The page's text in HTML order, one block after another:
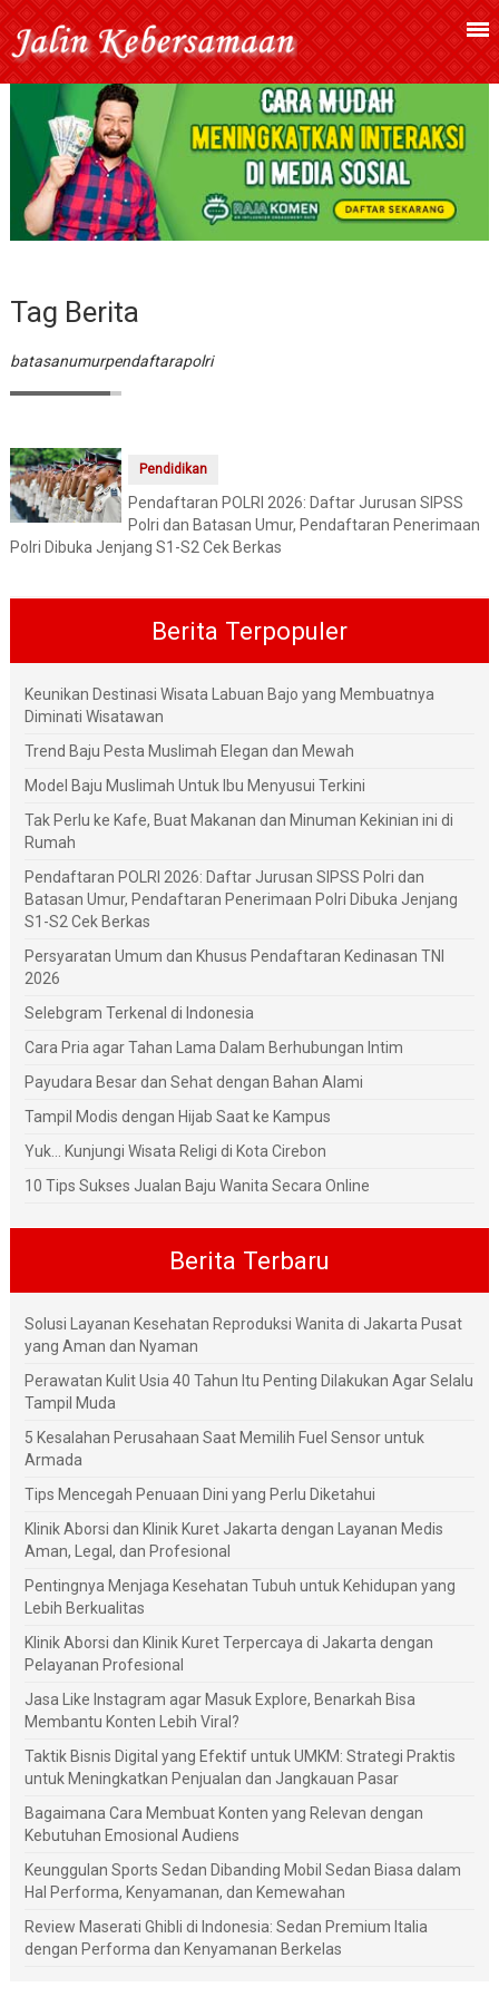
Tag Berita
batasanumurpendaftarapolri
Pendidikan
Pendaftaran POLRI 2026: Daftar Jurusan SIPSS
Polri dan Batasan Umur, Pendaftaran Penerimaan
Polri Dibuka Jenjang S1-S2 Cek Berkas
Berita Terpopuler
Keunikan Destinasi Wisata Labuan Bajo yang Membuatnya
Diminati Wisatawan
Trend Baju Pesta Muslimah Elegan dan Mewah
Model Baju Muslimah Untuk Ibu Menyusui Terkini
Tak Perlu ke Kafe, Buat Makanan dan Minuman Kekinian ini di
Rumah
Pendaftaran POLRI 2026: Daftar Jurusan SIPSS Polri dan
Batasan Umur, Pendaftaran Penerimaan Polri Dibuka Jenjang
S1-S2 Cek Berkas
Persyaratan Umum dan Khusus Pendaftaran Kedinasan TNI
2026
Selebgram Terkenal di Indonesia
Cara Pria agar Tahan Lama Dalam Berhubungan Intim
Payudara Besar dan Sehat dengan Bahan Alami
Tampil Modis dengan Hijab Saat ke Kampus
Yuk... Kunjungi Wisata Religi di Kota Cirebon
10 Tips Sukses Jualan Baju Wanita Secara Online
Berita Terbaru
Solusi Layanan Kesehatan Reproduksi Wanita di Jakarta Pusat
yang Aman dan Nyaman
Perawatan Kulit Usia 40 Tahun Itu Penting Dilakukan Agar Selalu
Tampil Muda
5 Kesalahan Perusahaan Saat Memilih Fuel Sensor untuk
Armada
Tips Mencegah Penuaan Dini yang Perlu Diketahui
Klinik Aborsi dan Klinik Kuret Jakarta dengan Layanan Medis
Aman, Legal, dan Profesional
Pentingnya Menjaga Kesehatan Tubuh untuk Kehidupan yang
Lebih Berkualitas
Klinik Aborsi dan Klinik Kuret Terpercaya di Jakarta dengan
Pelayanan Profesional
Jasa Like Instagram agar Masuk Explore, Benarkah Bisa
Membantu Konten Lebih Viral?
Taktik Bisnis Digital yang Efektif untuk UMKM: Strategi Praktis
untuk Meningkatkan Penjualan dan Jangkauan Pasar
Bagaimana Cara Membuat Konten yang Relevan dengan
Kebutuhan Emosional Audiens
Keunggulan Sports Sedan Dibanding Mobil Sedan Biasa dalam
Hal Performa, Kenyamanan, dan Kemewahan
Review Maserati Ghibli di Indonesia: Sedan Premium Italia
dengan Performa dan Kenyamanan Berkelas